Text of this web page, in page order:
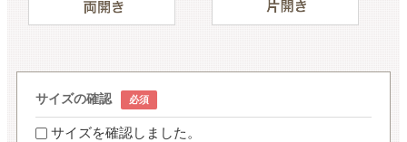
サイズの確認
サイズを確認しました。